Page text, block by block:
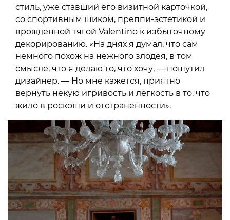
стиль, уже ставший его визитной карточкой,
со спортивным шиком, преппи-эстетикой и
врожденной тягой Valentino к избыточному
декорированию. «На днях я думал, что сам
немного похож на нежного злодея, в том
смысле, что я делаю то, что хочу, — пошутил
дизайнер. — Но мне кажется, приятно
вернуть некую игривость и легкость в то, что
жило в роскоши и отстраненности».